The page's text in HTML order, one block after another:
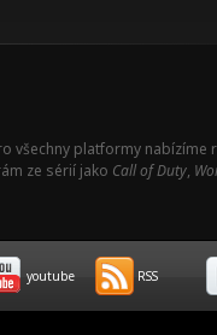
všechny platformy nabízíme
ze sérií jako Call of Duty,
youtube RSS